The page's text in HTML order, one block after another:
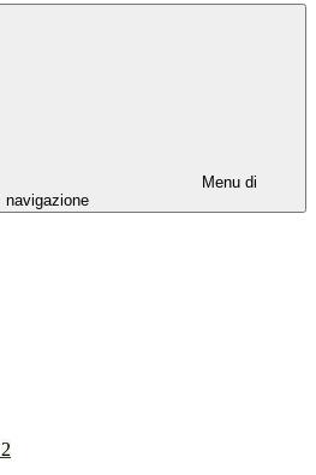
Menu di
navigazione
2